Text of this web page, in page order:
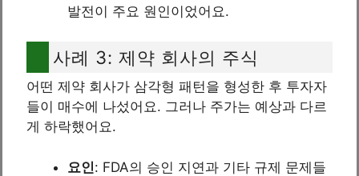
발전이 주요 원인이었어요.
사례 3: 제약 회사의 주식
어떤 제약 회사가 삼각형 패턴을 형성한 후 투자자
들이 매수에 나섰어요. 그러나 주가는 예상과 다르
게 하락했어요.
요인: FDA의 승인 지연과 기타 규제 문제들